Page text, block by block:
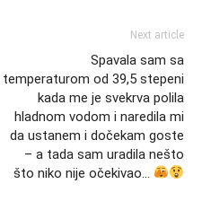
Next article
Spavala sam sa
temperaturom od 39,5 stepeni
kada me je svekrva polila
hladnom vodom i naredila mi
da ustanem i dočekam goste
– a tada sam uradila nešto
što niko nije očekivao…